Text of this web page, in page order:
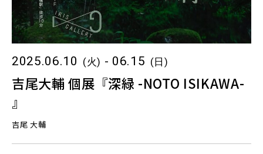
2025.06.10 (火) - 06.15 (日)
吉尾大輔 個展『深緑 -NOTO ISIKAWA-
』
吉尾 大輔